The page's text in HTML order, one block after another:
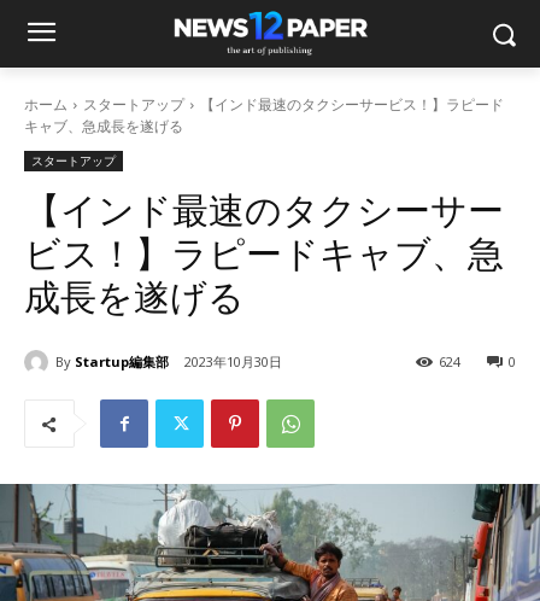
ホーム スタートアップ
【インド最速のタクシーサービス！】ラピード
キャブ、急成長を遂げる
スタートアップ
【インド最速のタクシーサー
ビス！】ラピードキャブ、急
成長を遂げる
By Startup編集部 2023年10月30日 0
624